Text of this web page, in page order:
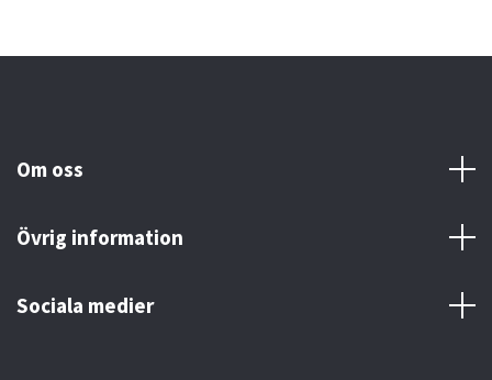
Om oss
Övrig information
Sociala medier